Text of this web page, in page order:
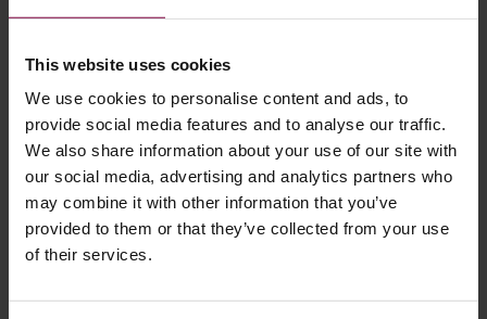
This website uses cookies
We use cookies to personalise content and ads, to
provide social media features and to analyse our traffic.
We also share information about your use of our site with
our social media, advertising and analytics partners who
may combine it with other information that you’ve
provided to them or that they’ve collected from your use
of their services.
ลดการใช้สีได้มากถึง 50%
ผิวสำเร็จที่สม่ำเสมอและทำซ้ำได้ทุกครั้ง
อ่านเพิ่มเติม:ปัญหาที่แท้จริงในการซ่อมล้อ ไม่ใช่เรื่องกำลัง
การผลิต แต่เป็นเรื่องรายได้